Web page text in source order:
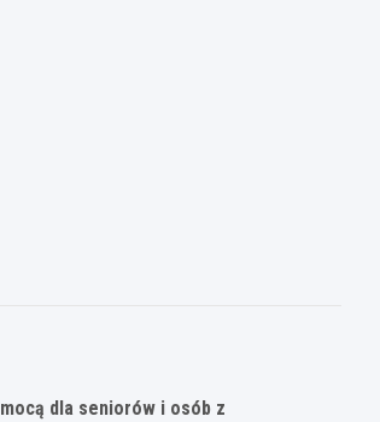
dla seniorów i osób z